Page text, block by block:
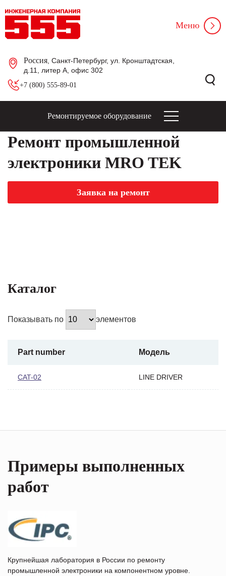
Россия , Санкт-Петербург, ул. Кронштадтская,
д.11, литер А, офис 302
+7 (800) 555-89-01
Меню
Ремонтируемое оборудование
Ремонт промышленной
электроники MRO TEK
Заявка на ремонт
Каталог
Показывать по элементов
Part number Модель
CAT-02 LINE DRIVER
Примеры выполненных
работ
Крупнейшая лаборатория в России по ремонту
промышленной электроники на компонентном уровне.